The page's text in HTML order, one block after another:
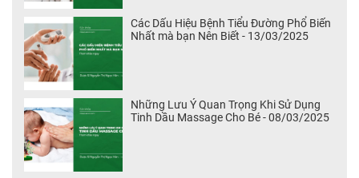
Các Dấu Hiệu Bệnh Tiểu Đường Phổ Biến
Nhất mà bạn Nên Biết - 13/03/2025
Những Lưu Ý Quan Trọng Khi Sử Dụng
Tinh Dầu Massage Cho Bé - 08/03/2025